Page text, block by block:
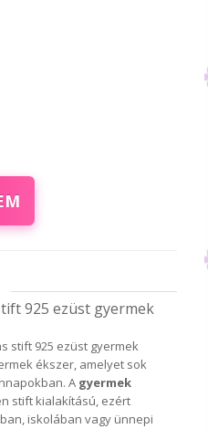
925 ezüst gyermek
stift 925 ezüst gyermek
ékszer, amelyet sok
A gyermek
stift kialakítású, ezért
iskolában vagy ünnepi